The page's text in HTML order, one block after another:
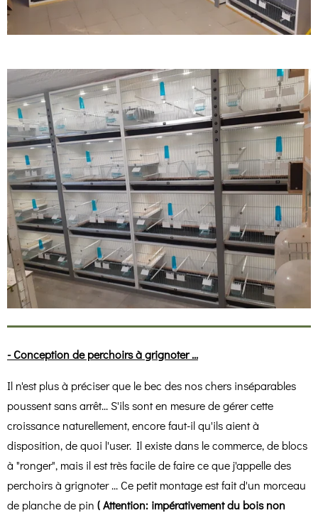
- Conception de perchoirs à grignoter ...
Il n'est plus à préciser que le bec des nos chers inséparables
poussent sans arrêt... S'ils sont en mesure de gérer cette
croissance naturellement, encore faut-il qu'ils aient à
disposition, de quoi l'user. Il existe dans le commerce, de blocs
à "ronger", mais il est très facile de faire ce que j'appelle des
perchoirs à grignoter ... Ce petit montage est fait d'un morceau
de planche de pin ( Attention: impérativement du bois non